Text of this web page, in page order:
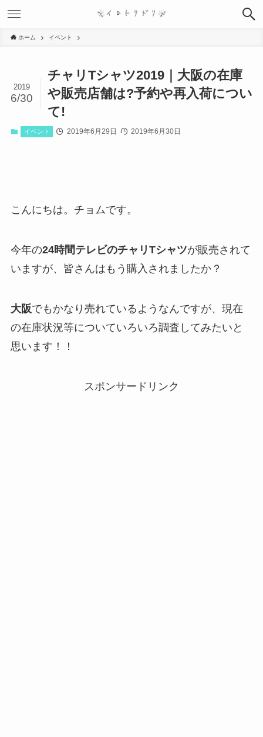
ホーム イベント
チャリTシャツ2019｜大阪の在庫
や販売店舗は?予約や再入荷につい
て!
2019
6/30
イベント 2019年6月29日 2019年6月30日
こんにちは。チョムです。
今年の24時間テレビのチャリTシャツが販売されて
いますが、皆さんはもう購入されましたか？
大阪でもかなり売れているようなんですが、現在
の在庫状況等についていろいろ調査してみたいと
思います！！
スポンサードリンク